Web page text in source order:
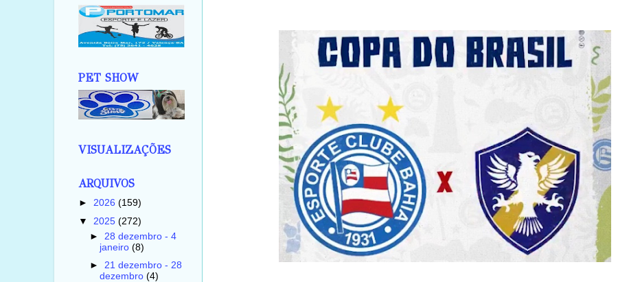
PET SHOW
VISUALIZAÇÕES
ARQUIVOS
► 2026 (159)
▼ 2025 (272)
► 28 dezembro - 4
janeiro (8)
► 21 dezembro - 28
dezembro (4)